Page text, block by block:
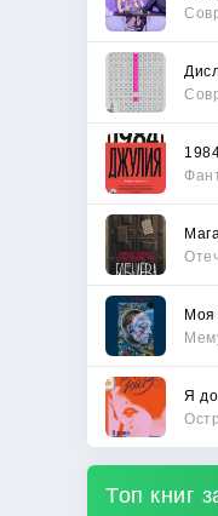
Моя
Топ книг